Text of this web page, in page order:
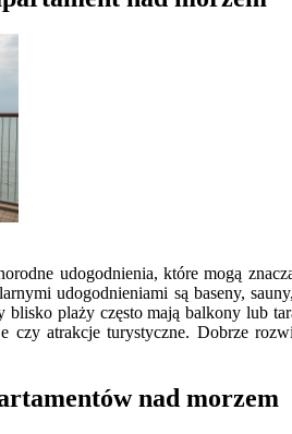
udogodnienia, które mogą
udogodnieniami są baseny,
blisko plaży często mają balkony lub
czy atrakcje turystyczne. Dobrze
nad morzem